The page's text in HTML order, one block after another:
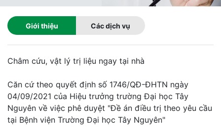
Giới thiệu Các dịch vụ
Châm cứu, vật lý trị liệu ngay tại nhà
Căn cứ theo quyết định số 1746/QĐ-ĐHTN ngày
04/09/2021 của Hiệu trưởng trường Đại học Tây
Nguyên về việc phê duyệt "Đề án điều trị theo yêu cầu
tại Bệnh viện Trường Đại học Tây Nguyên"